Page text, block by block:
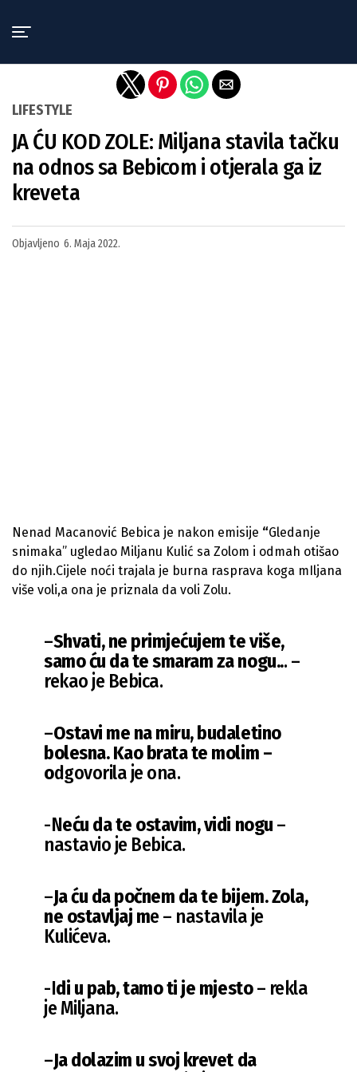
LIFESTYLE
JA ĆU KOD ZOLE: Miljana stavila tačku
na odnos sa Bebicom i otjerala ga iz
kreveta
Objavljeno 6. Maja 2022.
Nenad Macanović Bebica je nakon emisije “Gledanje
snimaka” ugledao Miljanu Kulić sa Zolom i odmah otišao
do njih.Cijele noći trajala je burna rasprava koga mIljana
više voli,a ona je priznala da voli Zolu.
–Shvati, ne primjećujem te više,
samo ću da te smaram za nogu... –
rekao je Bebica.
–Ostavi me na miru, budaletino
bolesna. Kao brata te molim –
odgovorila je ona.
-Neću da te ostavim, vidi nogu –
nastavio je Bebica.
–Ja ću da počnem da te bijem. Zola,
ne ostavljaj me – nastavila je
Kulićeva.
-Idi u pab, tamo ti je mjesto– rekla
je Miljana.
–Ja dolazim u svoj krevet da